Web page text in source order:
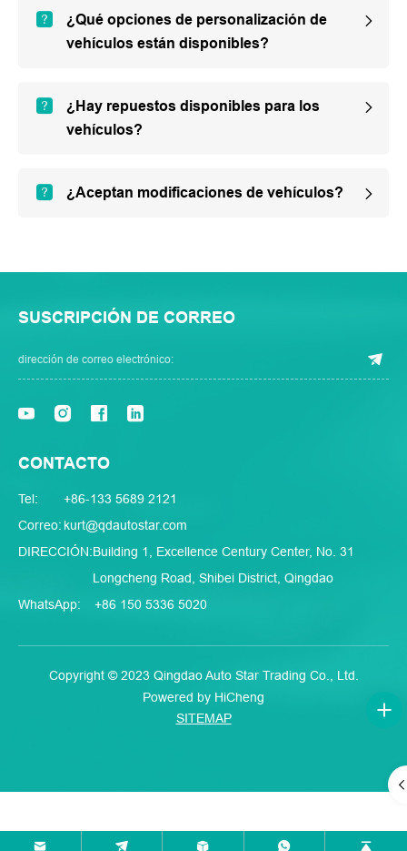
¿Qué opciones de personalización de
vehículos están disponibles?
¿Hay repuestos disponibles para los
vehículos?
¿Aceptan modificaciones de vehículos?
SUSCRIPCIÓN DE CORREO
CONTACTO
Tel:
+86-133 5689 2121
Correo: kurt@qdautostar.com
DIRECCIÓN:Building 1, Excellence Century Center, No. 31
Longcheng Road, Shibei District, Qingdao
WhatsApp:
+86 150 5336 5020
Copyright © 2023 Qingdao Auto Star Trading Co., Ltd.
Powered by HiCheng
SITEMAP